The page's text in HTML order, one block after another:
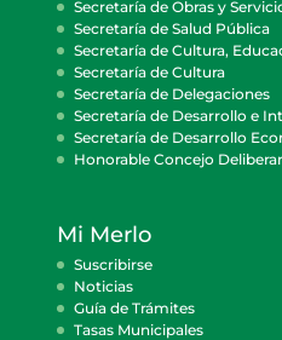
Secretaría de Obras y
Secretaría de Salud Pública
Secretaría de Cultura,
Secretaría de Cultura
Secretaría de Delegaciones
Secretaría de Desarrollo e
Secretaría de Desarrollo
Honorable Concejo
Mi Merlo
Suscribirse
Noticias
Guía de Trámites
Tasas Municipales